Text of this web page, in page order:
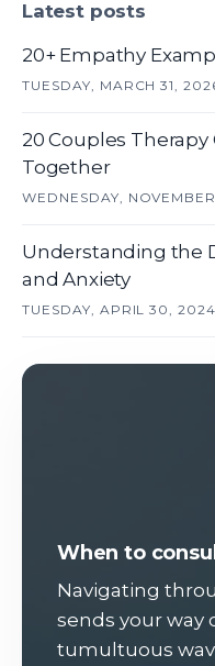
Latest posts
20+ Empathy
TUESDAY, MARCH 31,
20 Couples
Together
WEDNESDAY,
Understanding the
and Anxiety
TUESDAY, APRIL 30, 2024
When to
Navigating
sends your way
tumultuous